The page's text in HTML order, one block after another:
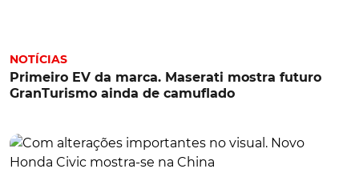
NOTÍCIAS
Primeiro EV da marca. Maserati mostra futuro
GranTurismo ainda de camuflado